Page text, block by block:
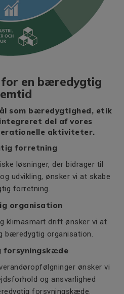
for en bæredygtig
som bæredygtighed, etik
del af vores
aktiviteter.
forretning
løsninger, der bidrager til
udvikling, ønsker vi at skabe
forretning.
organisation
klimasmart drift ønsker vi at
bæredygtig organisation.
forsyningskæde
ønsker vi
og ansvarlighed
forsyningskæde.